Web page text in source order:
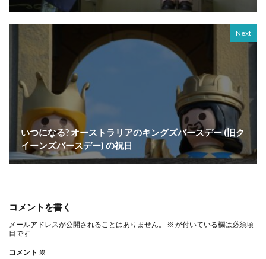
Next
いつになる? オーストラリアのキングズバースデー (旧ク
イーンズバースデー) の祝日
コメントを書く
メールアドレスが公開されることはありません。 ※ が付いている欄は必須項
目です
コメント ※